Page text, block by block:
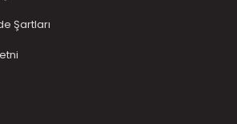
Şartları